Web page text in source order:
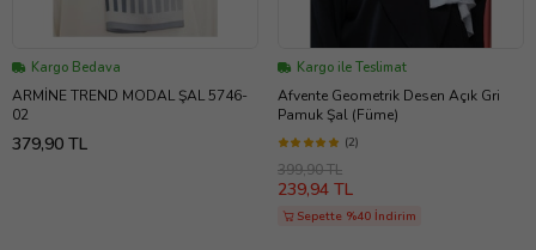
Kargo Bedava
ARMİNE TREND MODAL ŞAL 5746-
02
379,90 TL
Kargo ile Teslimat
Afvente Geometrik Desen Açık Gri
Pamuk Şal (Füme)
(2)
399,90 TL
239,94 TL
Sepette %40 İndirim